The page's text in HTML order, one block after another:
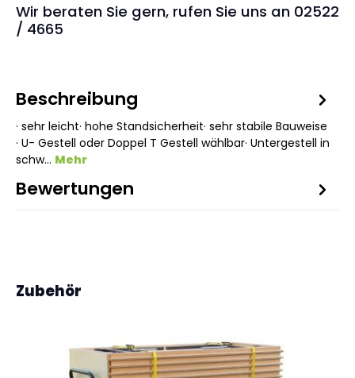
Wir beraten Sie gern, rufen Sie uns an 02522
/ 4665
Beschreibung
· sehr leicht· hohe Standsicherheit· sehr stabile Bauweise
· U- Gestell oder Doppel T Gestell wählbar· Untergestell in
schw… Mehr
Bewertungen
Produktgalerie überspringen
Zubehör